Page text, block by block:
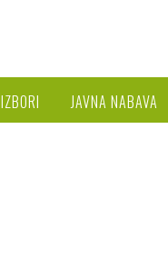
IZBORI JAVNA NABAVA